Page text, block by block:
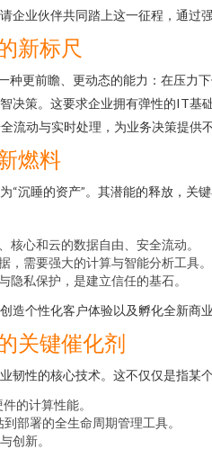
业伙伴共同踏上这一征程，通过
新标尺
种更前瞻、更动态的能力：在压
决策。这要求企业拥有弹性的IT
动与实时处理，为业务决策提供不
燃料
“沉睡的资产”。其潜能的释放，
核心和云的数据自由、安全流动。
，需要强大的计算与智能分析工具。
隐私保护，是建立信任的基石。
造个性化客户体验以及孵化全新商业
关键催化剂
韧性的核心技术。这不仅仅是指某
的计算性能。
部署的全生命周期管理工具。
创新。